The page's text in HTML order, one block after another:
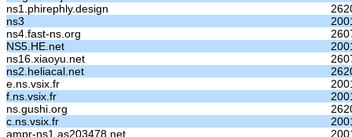
ns1.phirephly.design
ns3
ns4.fast-ns.org
NS5.HE.net
ns16.xiaoyu.net
ns2.heliacal.net
e.ns.vsix.fr
f.ns.vsix.fr
ns.gushi.org
c.ns.vsix.fr
ampr-ns1.as203478.net